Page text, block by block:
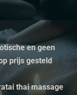
en geen
prijs gesteld
thai massage